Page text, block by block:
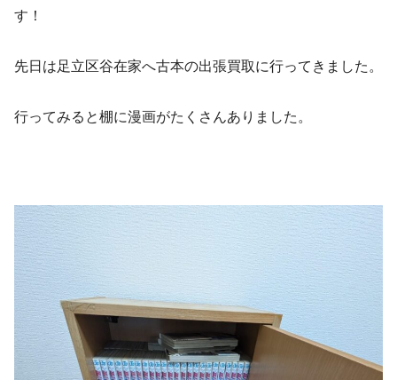
す！
先日は足立区谷在家へ古本の出張買取に行ってきました。
行ってみると棚に漫画がたくさんありました。